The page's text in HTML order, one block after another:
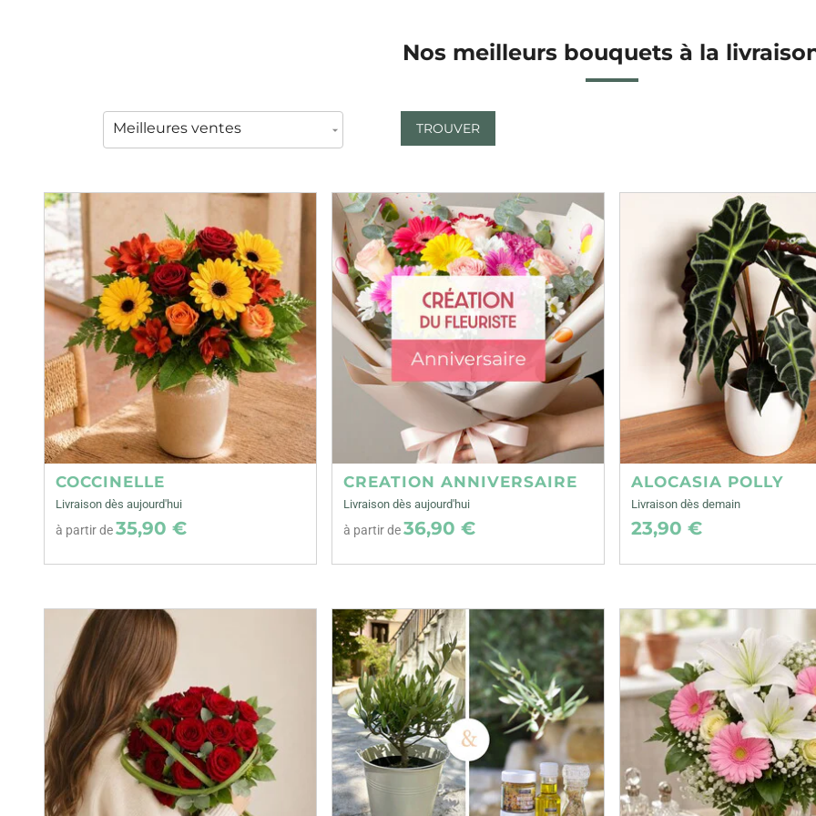
Nos meilleurs bouquets à la
TROUVER
COCCINELLE
Livraison dès aujourd'hui
à partir de35,90 €
CREATION ANNIVERSAIRE
Livraison dès aujourd'hui
à partir de36,90 €
ALOCASIA POLLY
Livraison dès demain
23,90 €